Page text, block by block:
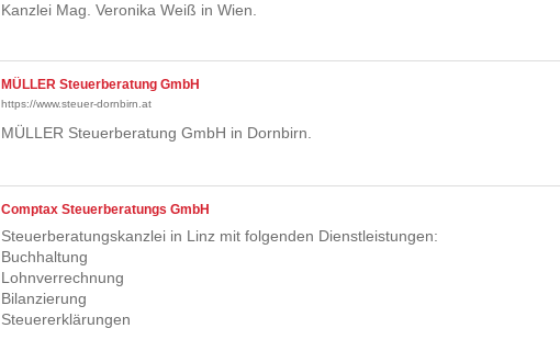
Kanzlei Mag. Veronika Weiß in Wien.
MÜLLER Steuerberatung GmbH
https://www.steuer-dornbirn.at
MÜLLER Steuerberatung GmbH in Dornbirn.
Comptax Steuerberatungs GmbH
Steuerberatungskanzlei in Linz mit folgenden Dienstleistungen:
Buchhaltung
Lohnverrechnung
Bilanzierung
Steuererklärungen